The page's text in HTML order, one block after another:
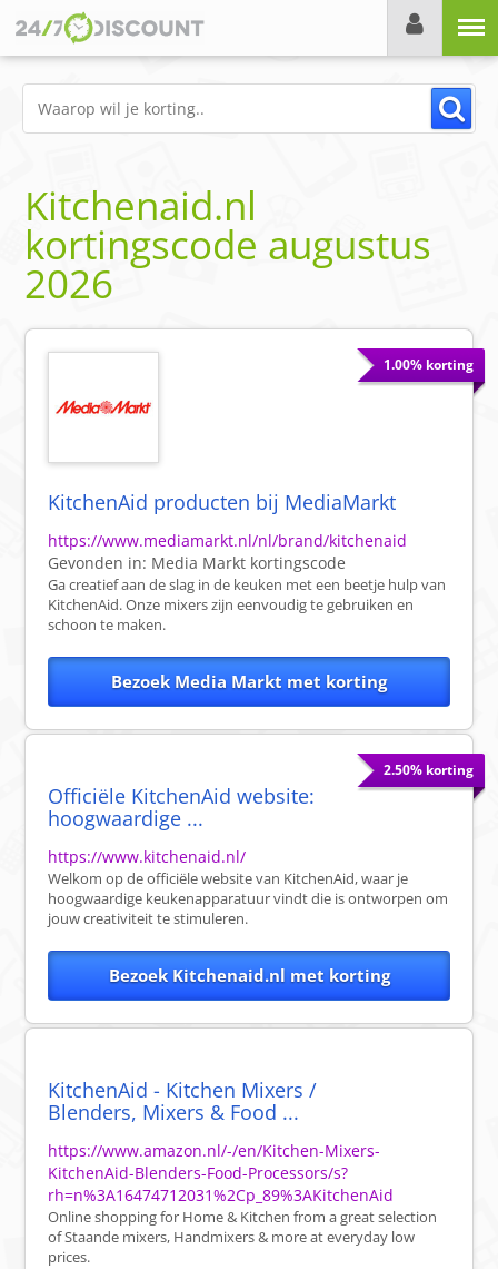
Kitchenaid.nl
kortingscode augustus
2026
1.00% korting
KitchenAid producten bij MediaMarkt
https://www.mediamarkt.nl/nl/brand/kitchenaid
Gevonden in: Media Markt kortingscode
Ga creatief aan de slag in de keuken met een beetje hulp van
KitchenAid. Onze mixers zijn eenvoudig te gebruiken en
schoon te maken.
Bezoek Media Markt met korting
2.50% korting
Officiële KitchenAid website:
hoogwaardige ...
https://www.kitchenaid.nl/
Welkom op de officiële website van KitchenAid, waar je
hoogwaardige keukenapparatuur vindt die is ontworpen om
jouw creativiteit te stimuleren.
Bezoek Kitchenaid.nl met korting
KitchenAid - Kitchen Mixers /
Blenders, Mixers & Food ...
https://www.amazon.nl/-/en/Kitchen-Mixers-
KitchenAid-Blenders-Food-Processors/s?
rh=n%3A16474712031%2Cp_89%3AKitchenAid
Online shopping for Home & Kitchen from a great selection
of Staande mixers, Handmixers & more at everyday low
prices.